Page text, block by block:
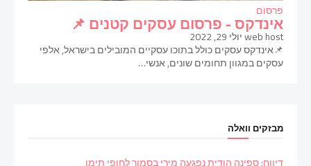
פרסום
אינדקס - פרסום עסקים קטנים 📌
web hostיולי 29, 2022
📌אינדקס עסקים כולל בתוכו עסקיים המובילים בישראל, אלפי
עסקים במגוון תחומים שונים, אנשי…
מבזקים וואלה